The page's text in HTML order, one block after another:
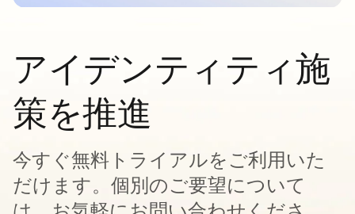
アイデンティティ施
策を推進
今すぐ無料トライアルをご利用いた
だけます。個別のご要望について